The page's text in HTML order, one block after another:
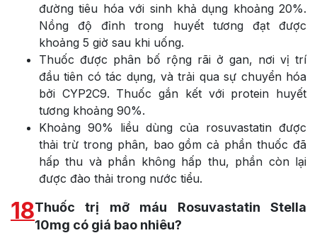
đường tiêu hóa với sinh khả dụng khoảng 20%.
Nồng độ đỉnh trong huyết tương đạt được
khoảng 5 giờ sau khi uống.
Thuốc được phân bố rộng rãi ở gan, nơi vị trí
đầu tiên có tác dụng, và trải qua sự chuyển hóa
bởi CYP2C9. Thuốc gắn kết với protein huyết
tương khoảng 90%.
Khoảng 90% liều dùng của rosuvastatin được
thải trừ trong phân, bao gồm cả phần thuốc đã
hấp thu và phần không hấp thu, phần còn lại
được đào thải trong nước tiểu.
18Thuốc trị mỡ máu Rosuvastatin Stella
10mg có giá bao nhiêu?